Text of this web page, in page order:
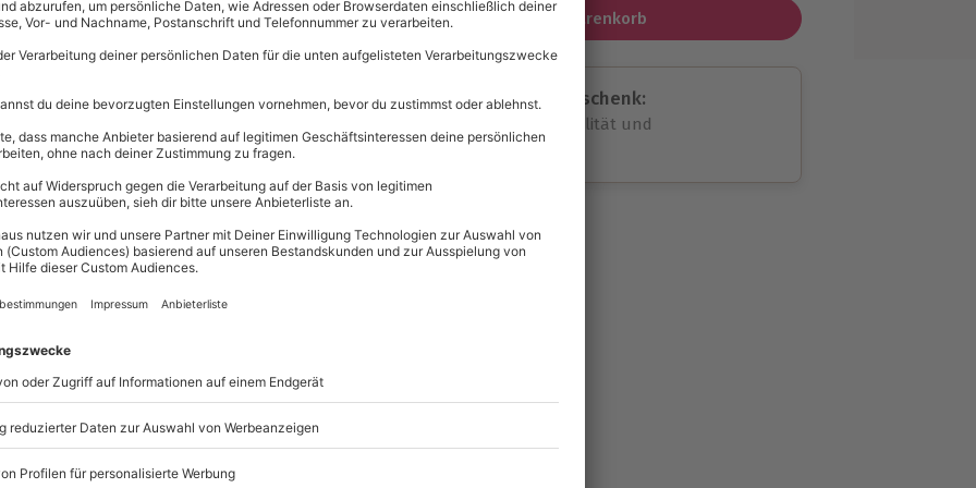
In den Warenkorb
Immer das passende Geschenk:
Große Auswahl, volle Flexibilität und
maximale Sicherheit
Große Auswahl
Volle Flexibilität
Erlebt gemeinsame Zeit beim
und Wandern gemeint,
im Sauerland soll die
genossen werden. Und das
– dem